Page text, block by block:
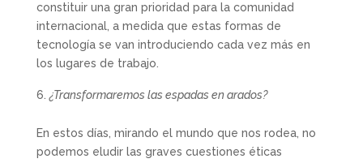
constituir una gran prioridad para la comunidad
internacional, a medida que estas formas de
tecnología se van introduciendo cada vez más en
los lugares de trabajo.
¿Transformaremos las espadas en arados?
En estos días, mirando el mundo que nos rodea, no
podemos eludir las graves cuestiones éticas